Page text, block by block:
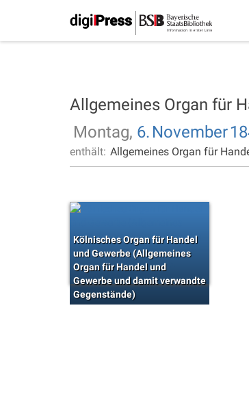
Allgemeines Organ für
Montag, 6. November
enthält: Allgemeines Organ für
Kölnisches Organ für Handel
und Gewerbe (Allgemeines
Organ für Handel und
Gewerbe und damit verwandte
Gegenstände)